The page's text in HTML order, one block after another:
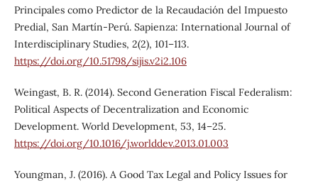
Principales como Predictor de la Recaudación del Impuesto
Predial, San Martín-Perú. Sapienza: International Journal of
Interdisciplinary Studies, 2(2), 101–113.
https://doi.org/10.51798/sijis.v2i2.106
Weingast, B. R. (2014). Second Generation Fiscal Federalism:
Political Aspects of Decentralization and Economic
Development. World Development, 53, 14–25.
https://doi.org/10.1016/j.worlddev.2013.01.003
Youngman, J. (2016). A Good Tax Legal and Policy Issues for